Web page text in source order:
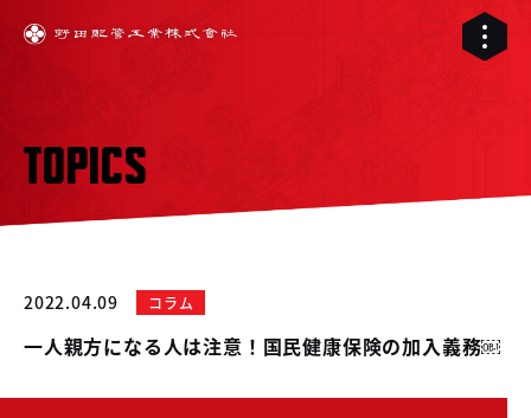
TOPICS
2022.04.09 コラム
一人親方になる人は注意！国民健康保険の加入義務￼